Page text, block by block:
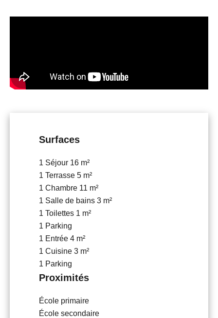
Surfaces
1 Séjour 16 m²
1 Terrasse 5 m²
1 Chambre 11 m²
1 Salle de bains 3 m²
1 Toilettes 1 m²
1 Parking
1 Entrée 4 m²
1 Cuisine 3 m²
1 Parking
Proximités
École primaire
École secondaire